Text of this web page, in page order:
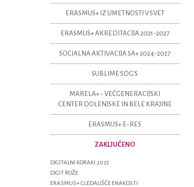
ERASMUS+ IZ UMETNOSTI V SVET
ERASMUS+ AKREDITACIJA 2021-2027
SOCIALNA AKTIVACIJA SA+ 2024-2027
SUBLIME SDG'S
MARELA+ - VEČGENERACIJSKI
CENTER DOLENJSKE IN BELE KRAJINE
ERASMUS+ E-RES
ZAKLJUČENO
DIGITALNI KORAKI 2023
DIGIT ROŽE
ERASMUS+ GLEDALIŠČE ENAKOSTI